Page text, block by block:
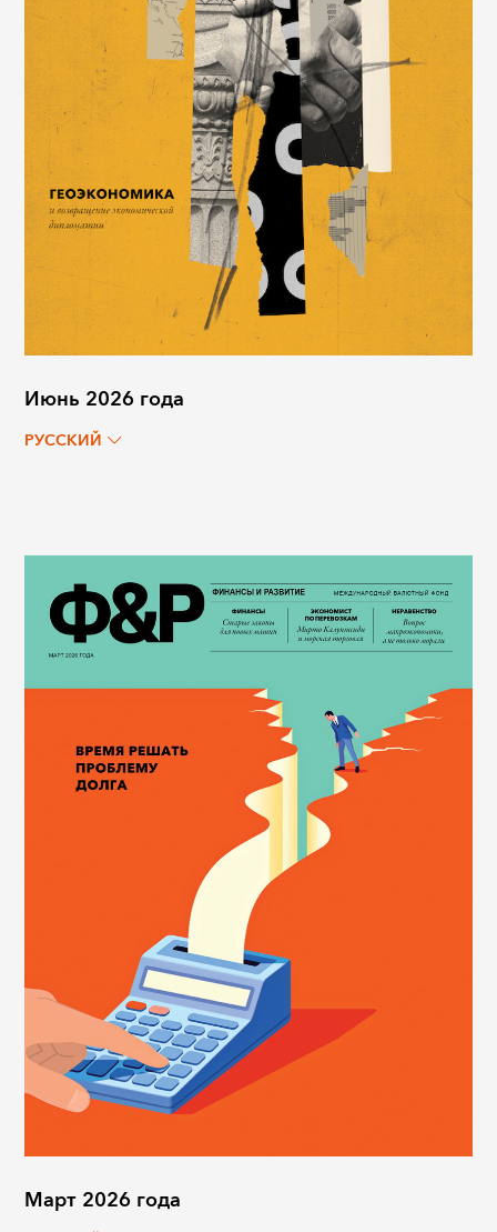
Июнь 2026 года
РУССКИЙ
Март 2026 года